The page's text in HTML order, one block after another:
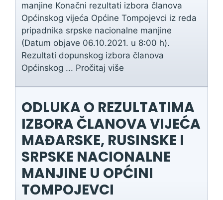
manjine Konačni rezultati izbora članova
Općinskog vijeća Općine Tompojevci iz reda
pripadnika srpske nacionalne manjine
(Datum objave 06.10.2021. u 8:00 h).
Rezultati dopunskog izbora članova
Općinskog ... Pročitaj više
ODLUKA O REZULTATIMA
IZBORA ČLANOVA VIJEĆA
MAĐARSKE, RUSINSKE I
SRPSKE NACIONALNE
MANJINE U OPĆINI
TOMPOJEVCI